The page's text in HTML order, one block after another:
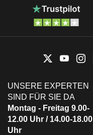
UNSERE EXPERTEN
SIND FÜR SIE DA
Montag - Freitag 9.00-
12.00 Uhr / 14.00-18.00
Uhr